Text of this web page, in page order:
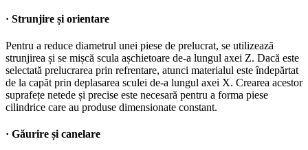
· Strunjire și orientare
Pentru a reduce diametrul unei piese de prelucrat, se utilizează
strunjirea și se mișcă scula așchietoare de-a lungul axei Z. Dacă este
selectată prelucrarea prin refrentare, atunci materialul este îndepărtat
de la capăt prin deplasarea sculei de-a lungul axei X. Crearea acestor
suprafețe netede și precise este necesară pentru a forma piese
cilindrice care au produse dimensionate constant.
· Găurire și canelare